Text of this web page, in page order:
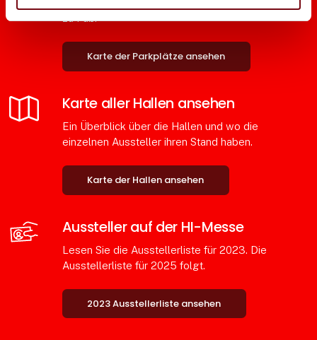
zu Fuß.
Karte der Parkplätze ansehen
Karte aller Hallen ansehen
Ein Überblick über die Hallen und wo die
einzelnen Aussteller ihren Stand haben.
Karte der Hallen ansehen
Aussteller auf der HI-Messe
Lesen Sie die Aussteller­liste für 2023. Die
Ausstellerliste für 2025 folgt.
2023 Ausstellerliste ansehen